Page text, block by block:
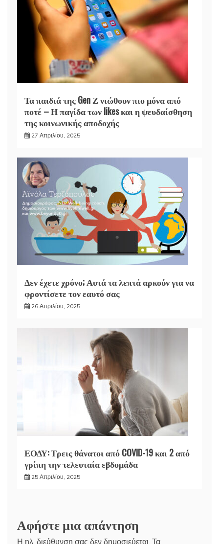
Τα παιδιά της Gen Ζ νιώθουν πιο μόνα από
ποτέ – Η παγίδα των likes και η ψευδαίσθηση
της κοινωνικής αποδοχής
27 Απριλίου, 2025
Δεν έχετε χρόνο; Αυτά τα λεπτά αρκούν για να
φροντίσετε τον εαυτό σας
26 Απριλίου, 2025
ΕΟΔΥ: Τρεις θάνατοι από COVID-19 και 2 από
γρίπη την τελευταία εβδομάδα
25 Απριλίου, 2025
Αφήστε μια απάντηση
Η ηλ. διεύθυνση σας δεν δημοσιεύεται. Τα